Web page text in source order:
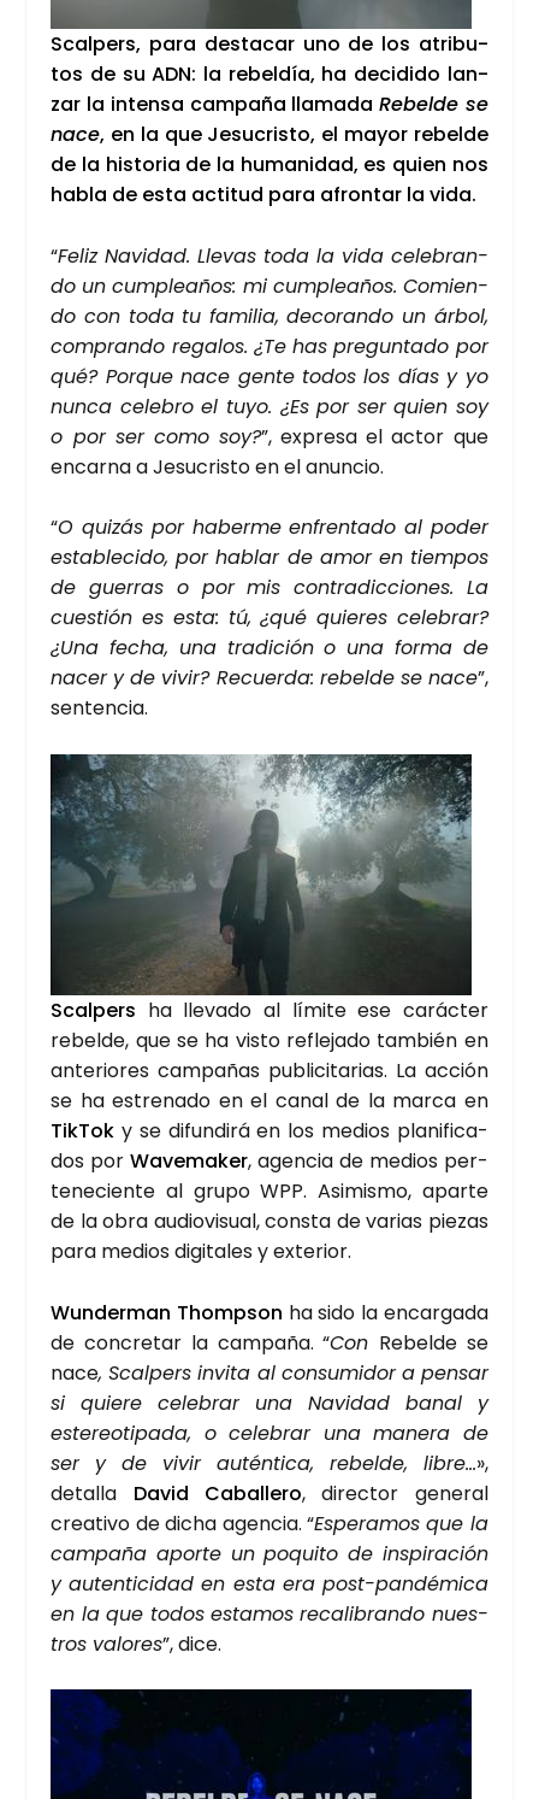
Scal­pers, para des­ta­car uno de los atri­bu­
tos de su ADN: la rebel­día, ha deci­di­do lan­
zar la inten­sa cam­pa­ña lla­ma­da Rebel­de se
nace, en la que Jesu­cris­to, el mayor rebel­de
de la his­to­ria de la huma­ni­dad, es quien nos
habla de esta acti­tud para afron­tar la vida.
“Feliz Navi­dad. Lle­vas toda la vida cele­bran­
do un cum­plea­ños: mi cum­plea­ños. Comien­
do con toda tu fami­lia, deco­ran­do un árbol,
com­pran­do rega­los. ¿Te has pre­gun­ta­do por
qué? Por­que nace gen­te todos los días y yo
nun­ca cele­bro el tuyo. ¿Es por ser quien soy
o por ser como soy?”, expre­sa el actor que
encar­na a Jesu­cris­to en el anun­cio.
“O qui­zás por haber­me enfren­ta­do al poder
esta­ble­ci­do, por hablar de amor en tiem­pos
de gue­rras o por mis con­tra­dic­cio­nes. La
cues­tión es esta: tú, ¿qué quie­res cele­brar?
¿Una fecha, una tra­di­ción o una for­ma de
nacer y de vivir? Recuer­da: rebel­de se nace”,
sen­ten­cia.
Scal­pers ha lle­va­do al lími­te ese carác­ter
rebel­de, que se ha vis­to refle­ja­do tam­bién en
ante­rio­res cam­pa­ñas publi­ci­ta­rias. La acción
se ha estre­na­do en el canal de la mar­ca en
Tik­Tok y se difun­di­rá en los medios pla­ni­fi­ca­
dos porWave­ma­ker, agen­cia de medios per­
te­ne­cien­te al gru­po WPP. Asi­mis­mo, apar­te
de la obra audio­vi­sual, cons­ta de varias pie­zas
para medios digi­ta­les y exte­rior.
Wun­der­man Thom­pson ha sido la encar­ga­da
de con­cre­tar la cam­pa­ña. “Con Rebel­de se
nace, Scal­pers invi­ta al con­su­mi­dor a pen­sar
si quie­re cele­brar una Navi­dad banal y
este­reo­ti­pa­da, o cele­brar una mane­ra de
ser y de vivir autén­ti­ca, rebel­de, libre…»,
deta­lla David Caba­lle­ro, direc­tor gene­ral
crea­ti­vo de dicha agen­cia. “Espe­ra­mos que la
cam­pa­ña apor­te un poqui­to de ins­pi­ra­ción
y auten­ti­ci­dad en esta era post-pan­dé­mi­ca
en la que todos esta­mos reca­li­bran­do nues­
tros valo­res”, dice.